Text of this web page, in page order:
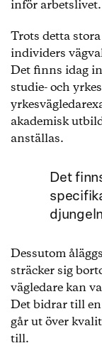
inför arbetslivet.
Trots detta
individers
Det finns idag
studie- och
akademisk
anställas.
Det
Dessutom
sträcker sig
vägledare kan
Det bidrar till
går ut över
till.